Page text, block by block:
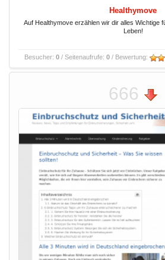
Healthymove
Auf Healthymove erzählen wir dir alles Wichtige
Leben!
Besucher: 0/ Seitenaufrufe: 0/ Bewertung:
666